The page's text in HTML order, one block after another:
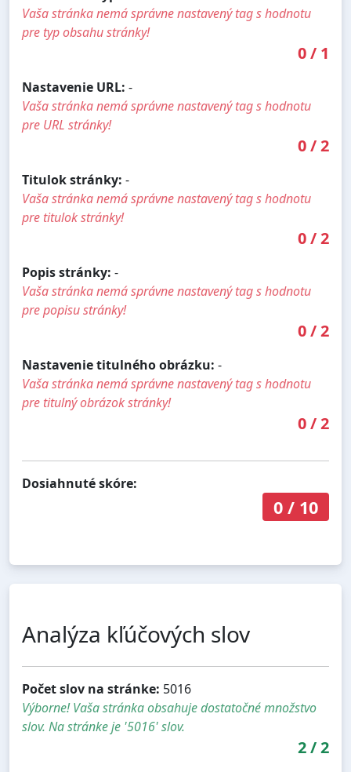
Vaša stránka nemá správne nastavený tag s hodnotu
pre typ obsahu stránky!
0/ 1
Nastavenie URL: -
Vaša stránka nemá správne nastavený tag s hodnotu
pre URL stránky!
0/2
Titulok stránky: -
Vaša stránka nemá správne nastavený tag s hodnotu
pre titulok stránky!
0/2
Popis stránky: -
Vaša stránka nemá správne nastavený tag s hodnotu
pre popisu stránky!
0/2
Nastavenie titulného obrázku: -
Vaša stránka nemá správne nastavený tag s hodnotu
pre titulný obrázok stránky!
0/2
Dosiahnuté skóre:
0/ 10
Analýza kľúčových slov
Počet slov na stránke: 5016
Výborne! Vaša stránka obsahuje dostatočné množstvo
slov. Na stránke je '5016' slov.
2/2